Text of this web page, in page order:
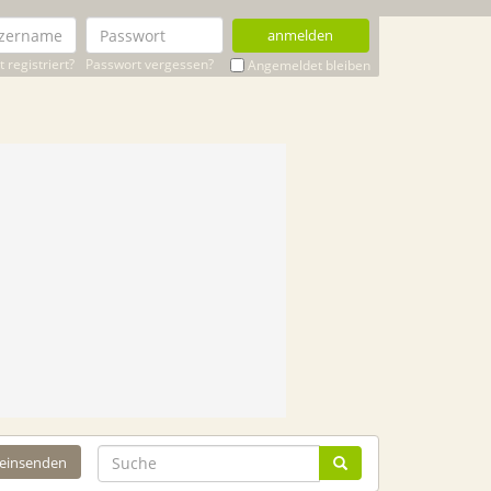
anmelden
registriert? Passwort vergessen? Angemeldet bleiben